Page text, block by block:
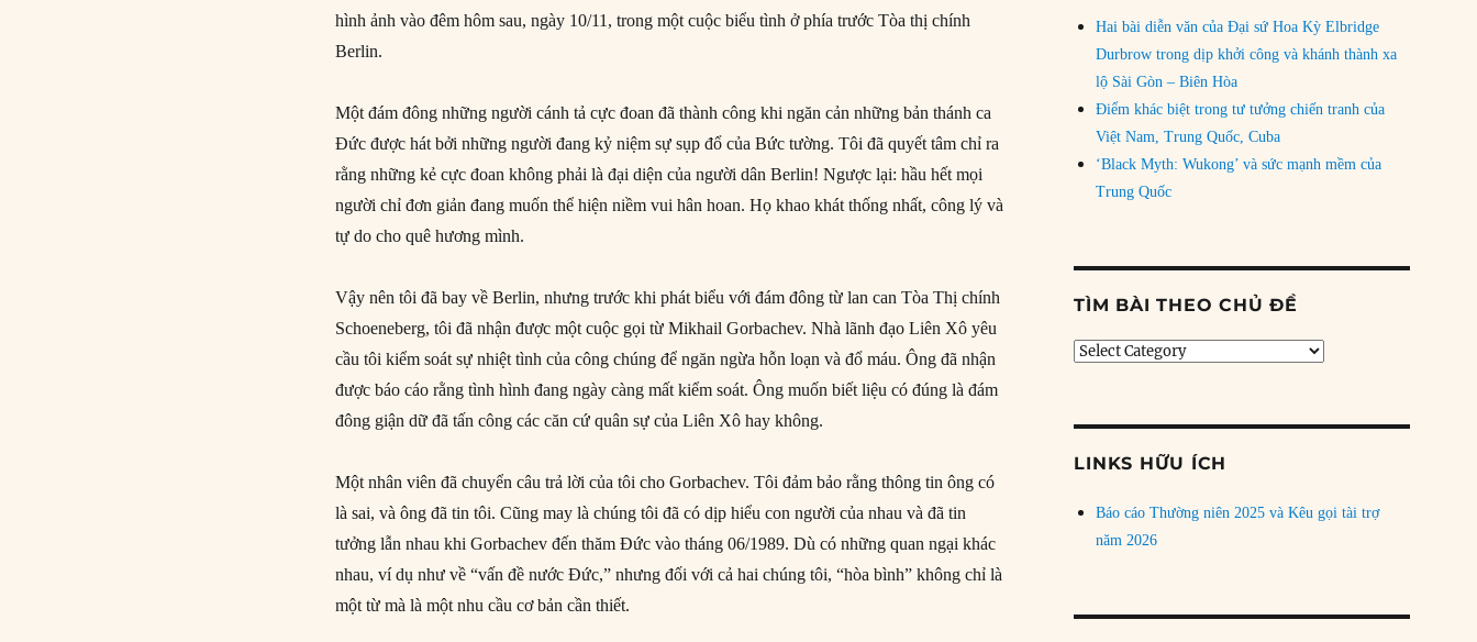
hình ảnh vào đêm hôm sau, ngày 10/11, trong một cuộc biểu tình ở phía trước Tòa thị chính
Berlin.
Một đám đông những người cánh tả cực đoan đã thành công khi ngăn cản những bản thánh ca
Đức được hát bởi những người đang kỷ niệm sự sụp đổ của Bức tường. Tôi đã quyết tâm chỉ ra
rằng những kẻ cực đoan không phải là đại diện của người dân Berlin! Ngược lại: hầu hết mọi
người chỉ đơn giản đang muốn thể hiện niềm vui hân hoan. Họ khao khát thống nhất, công lý và
tự do cho quê hương mình.
Vậy nên tôi đã bay về Berlin, nhưng trước khi phát biểu với đám đông từ lan can Tòa Thị chính
Schoeneberg, tôi đã nhận được một cuộc gọi từ Mikhail Gorbachev. Nhà lãnh đạo Liên Xô yêu
cầu tôi kiểm soát sự nhiệt tình của công chúng để ngăn ngừa hỗn loạn và đổ máu. Ông đã nhận
được báo cáo rằng tình hình đang ngày càng mất kiểm soát. Ông muốn biết liệu có đúng là đám
đông giận dữ đã tấn công các căn cứ quân sự của Liên Xô hay không.
Một nhân viên đã chuyển câu trả lời của tôi cho Gorbachev. Tôi đảm bảo rằng thông tin ông có
là sai, và ông đã tin tôi. Cũng may là chúng tôi đã có dịp hiểu con người của nhau và đã tin
tưởng lẫn nhau khi Gorbachev đến thăm Đức vào tháng 06/1989. Dù có những quan ngại khác
nhau, ví dụ như về “vấn đề nước Đức,” nhưng đối với cả hai chúng tôi, “hòa bình” không chỉ là
một từ mà là một nhu cầu cơ bản cần thiết.
Hai bài diễn văn của Đại sứ Hoa Kỳ Elbridge
Durbrow trong dịp khởi công và khánh thành xa
lộ Sài Gòn – Biên Hòa
Điểm khác biệt trong tư tưởng chiến tranh của
Việt Nam, Trung Quốc, Cuba
‘Black Myth: Wukong’ và sức mạnh mềm của
Trung Quốc
TÌM BÀI THEO CHỦ ĐỀ
Tìm
LINKS HỮU ÍCH
Báo cáo Thường niên 2025 và Kêu gọi tài trợ
năm 2026